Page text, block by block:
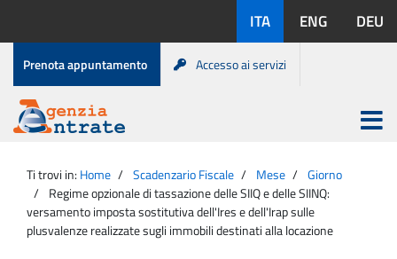
contenuto
disponibili:
ITA ENG DEU
Menu
di
servizio
Prenota appuntamento Accesso ai servizi
Agenzia
Entrate
Apri
menu
principale
Ti trovi in: Home Scadenzario Fiscale Mese
Giorno
Regime opzionale di tassazione delle SIIQ e delle SIINQ:
versamento imposta sostitutiva dell'Ires e dell'Irap sulle
plusvalenze realizzate sugli immobili destinati alla locazione